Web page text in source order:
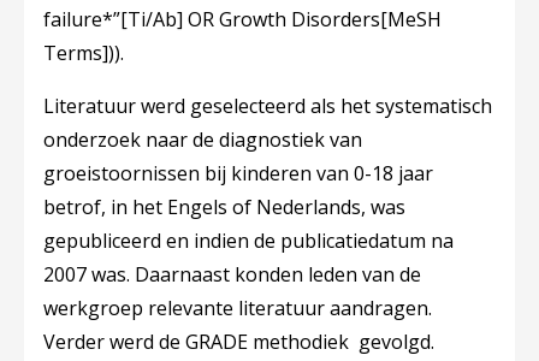
failure*”[Ti/Ab] OR Growth Disorders[MeSH
Terms])).
Literatuur werd geselecteerd als het systematisch
onderzoek naar de diagnostiek van
groeistoornissen bij kinderen van 0-18 jaar
betrof, in het Engels of Nederlands, was
gepubliceerd en indien de publicatiedatum na
2007 was. Daarnaast konden leden van de
werkgroep relevante literatuur aandragen.
Verder werd de GRADE methodiek gevolgd.